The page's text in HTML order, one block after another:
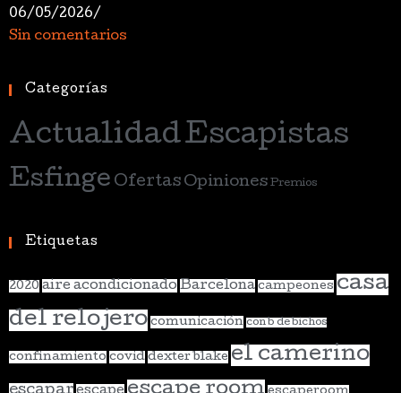
06/05/2026/
Sin comentarios
Categorías
ActualidadEscapistas
Esfinge Ofertas Opiniones Premios
Etiquetas
2020 aire acondicionado Barcelona campeones casa
del relojero comunicación con b de bichos
confinamiento covid dexter blake el camerino